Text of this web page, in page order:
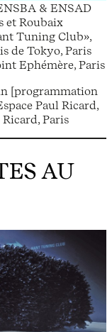
& ENSAD
et Roubaix
Tuning Club»,
de Tokyo, Paris
Ephémère, Paris
[programmation
Paul Ricard,
Paris
AU